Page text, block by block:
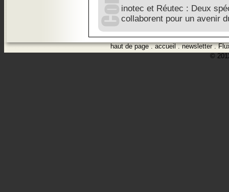
inotec et Réutec : Deux
collaborent pour un avenir
haut de page.accueil.newsletter.
©